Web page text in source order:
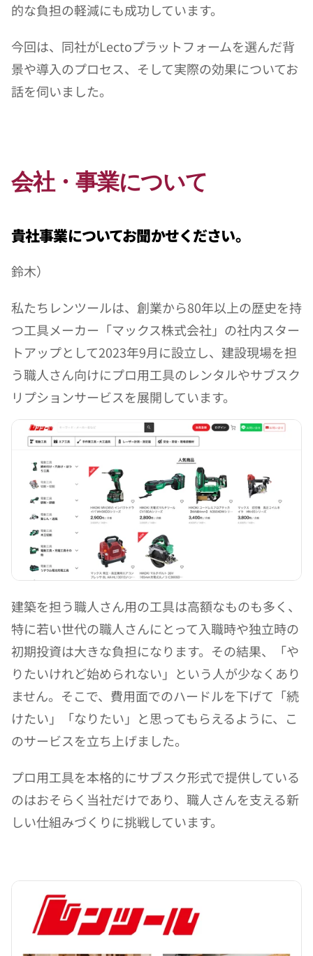
的な負担の軽減にも成功しています。
今回は、同社がLectoプラットフォームを選んだ背
景や導入のプロセス、そして実際の効果についてお
話を伺いました。
会社・事業について
貴社事業についてお聞かせください。
鈴木）
私たちレンツールは、創業から80年以上の歴史を持
つ工具メーカー「マックス株式会社」の社内スター
トアップとして2023年9月に設立し、建設現場を担
う職人さん向けにプロ用工具のレンタルやサブスク
リプションサービスを展開しています。
建築を担う職人さん用の工具は高額なものも多く、
特に若い世代の職人さんにとって入職時や独立時の
初期投資は大きな負担になります。その結果、「や
りたいけれど始められない」という人が少なくあり
ません。そこで、費用面でのハードルを下げて「続
けたい」「なりたい」と思ってもらえるように、こ
のサービスを立ち上げました。
プロ用工具を本格的にサブスク形式で提供している
のはおそらく当社だけであり、職人さんを支える新
しい仕組みづくりに挑戦しています。